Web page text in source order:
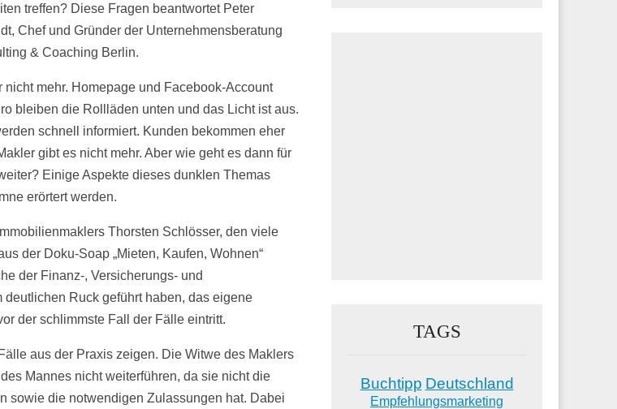
treffen? Diese Fragen beantwortet Peter
Chef und Gründer der Unternehmensberatung
& Coaching Berlin.
nicht mehr. Homepage und Facebook-Account
bleiben die Rollläden unten und das Licht ist aus.
schnell informiert. Kunden bekommen eher
gibt es nicht mehr. Aber wie geht es dann für
Einige Aspekte dieses dunklen Themas
erörtert werden.
Thorsten Schlösser, den viele
der Doku-Soap „Mieten, Kaufen, Wohnen“
der Finanz-, Versicherungs- und
deutlichen Ruck geführt haben, das eigene
der schlimmste Fall der Fälle eintritt.
aus der Praxis zeigen. Die Witwe des Maklers
Mannes nicht weiterführen, da sie nicht die
sowie die notwendigen Zulassungen hat. Dabei
TAGS
Buchtipp Deutschland
Empfehlungsmarketing